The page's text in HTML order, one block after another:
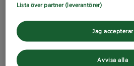
Lista över partner (leverantörer)
Avvisa alla
Jag accepterar